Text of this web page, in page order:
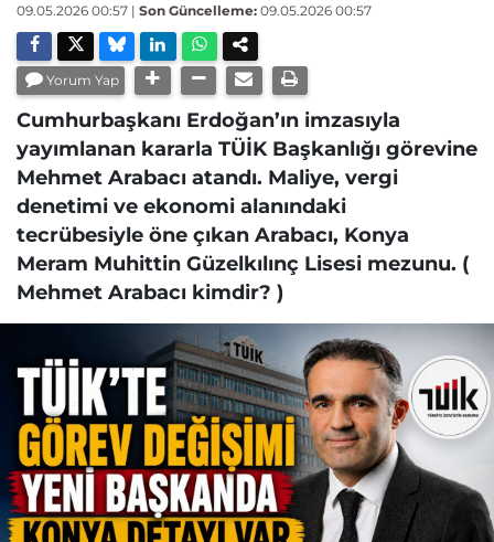
09.05.2026 00:57 | Son Güncelleme: 09.05.2026 00:57
Yorum Yap
Cumhurbaşkanı Erdoğan’ın imzasıyla
yayımlanan kararla TÜİK Başkanlığı görevine
Mehmet Arabacı atandı. Maliye, vergi
denetimi ve ekonomi alanındaki
tecrübesiyle öne çıkan Arabacı, Konya
Meram Muhittin Güzelkılınç Lisesi mezunu. (
Mehmet Arabacı kimdir? )